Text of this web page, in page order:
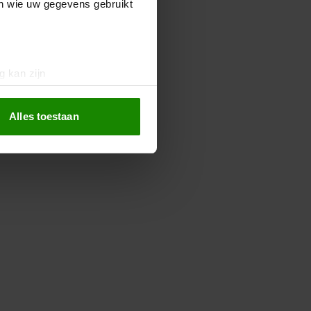
wie uw gegevens gebruikt
kan zijn
te bieden en om ons
Alles toestaan